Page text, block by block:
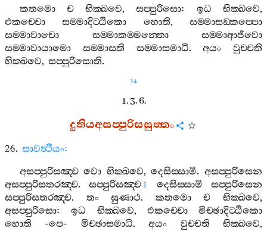
කතමො
ච භික‍්ඛවෙ,සප‍්පුරිසො: ඉධ භික‍්ඛවෙ,
එකච‍්චො
සම‍්මාදිට‍්ඨිකො හොති,සම‍්මාසඞ‍්කප‍්පො
සම‍්මාවාචො
සම‍්මාකම‍්මන‍්තො
සම‍්මාආජීවො
සම‍්මාවායාමො
සම‍්මාසති සම‍්මාසමාධි.අයං
වුච‍්චති
භික‍්ඛවෙ, සප‍්පුරිසොති.
34
1. 3. 6.
දුතියඅසප‍්පුරිසසුත‍්තං
26. සාවත්‍ථියං:
අසප‍්පුරිසඤ‍්ච වො භික‍්ඛවෙ,දෙසිස‍්සාමි. අසප‍්පුරිසෙන
අසප‍්පුරිසතරඤ‍්ච. සප‍්පුරිසඤ‍්ච 1 දෙසිස‍්සාමි
සප‍්පුරිසෙන
සප‍්පුරිසතරඤ‍්ච. තං සුණාථ. කතමො ච භික‍්ඛවෙ,
අසප‍්පුරිසො:ඉධ භික‍්ඛවෙ, එකච‍්චො
මිච‍්ඡාදිට‍්ඨිකො
හොති -පෙ- මිච‍්ඡාසමාධි.අයං වුච‍්චති භික‍්ඛවෙ,